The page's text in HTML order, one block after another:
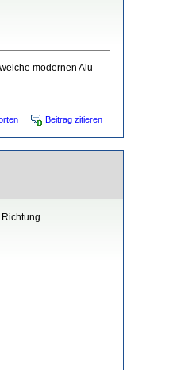
modernen Alu-
Beitrag zitieren